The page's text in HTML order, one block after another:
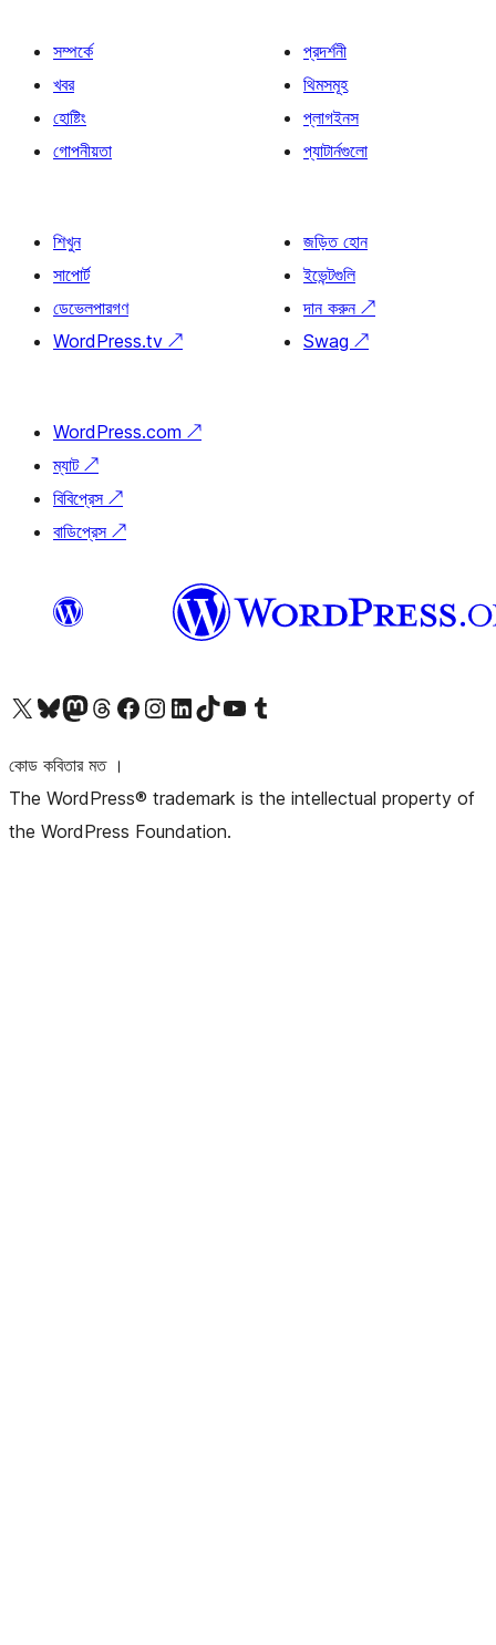
সম্পর্কে
খবর
হোষ্টিং
গোপনীয়তা
প্রদর্শনী
থিমসমূহ
প্লাগইনস
প্যাটার্নগুলো
শিখুন
সাপোর্ট
ডেভেলপারগণ
WordPress.tv ↗
জড়িত হোন
ইভেন্টগুলি
দান করুন ↗
Swag ↗
WordPress.com ↗
ম্যাট ↗
বিবিপ্রেস ↗
বাডিপ্রেস ↗
আমাদের X (আগের টুইটার) অ্যাকাউন্টে যানআমাদের Bluesky অ্যাকাউন্টটি দেখুনআমাদের মাস্টোডন অ্যাকাউন্টটি দেখুনআমাদের থ্রেডস অ্যাকাউন্টটি দেখুনআমাদের ফেসবুক পেজ দেখুনআমাদের ইন্সটাগ্রাম অ্যাকাউন্ট দেখুনআমাদের লিঙ্কডইন অ্যাকাউন্টে যানআমাদের TikTok অ্যাকাউন্টটি দেখুনআমাদের ইউটিউব চ্যানেলে যান আমাদের টাম্বলার অ্যাকাউন্ট দেখুন
কোড কবিতার মত ।
The WordPress® trademark is the intellectual property of
the WordPress Foundation.